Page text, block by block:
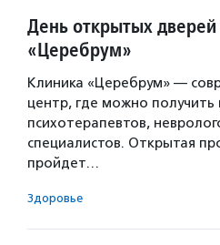
День открытых дверей
«Церебрум»
Клиника «Церебрум» —
центр, где можно
психотерапевтов,
специалистов. Открытая
пройдет…
Здоровье